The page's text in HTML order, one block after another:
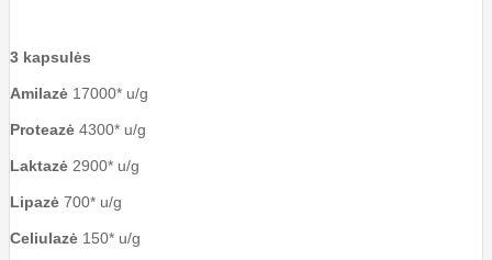
3 kapsulės
Amilazė 17000* u/g
Proteazė 4300* u/g
Laktazė 2900* u/g
Lipazė 700* u/g
Celiulazė 150* u/g